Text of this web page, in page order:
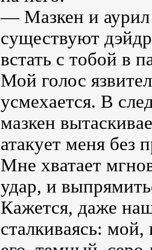
— Мазкен и аурил
существуют
встать с тобой в
Мой голос
усмехается. В
мазкен
атакует меня без
Мне хватает
удар, и
Кажется, даже
сталкиваясь: